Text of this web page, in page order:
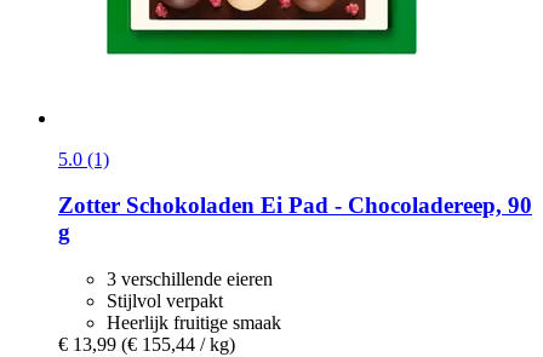
5.0 (1)
Zotter Schokoladen Ei Pad -​ Chocoladereep, 90
g
3 verschillende eieren
Stijlvol verpakt
Heerlijk fruitige smaak
€ 13,99 (€ 155,44 / kg)